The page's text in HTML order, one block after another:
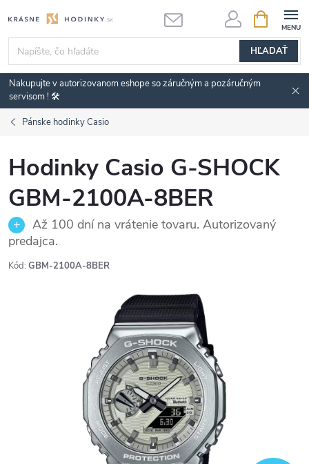
na
obsah
HĽADAŤ
KOŠÍK
Nakupujte v autorizovanom eshope so záručným a pozáručným
servisom ! 🛠️
Pánske hodinky Casio
Hodinky Casio G-SHOCK
GBM-2100A-8BER
Až 100 dní na vrátenie tovaru. Autorizovaný
predajca.
Kód: GBM-2100A-8BER